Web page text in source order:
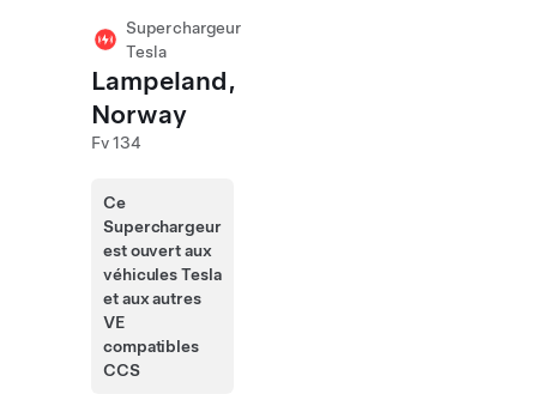
Superchargeur
Tesla
Lampeland,
Norway
Fv 134
Ce
Superchargeur
est ouvert aux
véhicules Tesla
et aux autres
VE
compatibles
CCS